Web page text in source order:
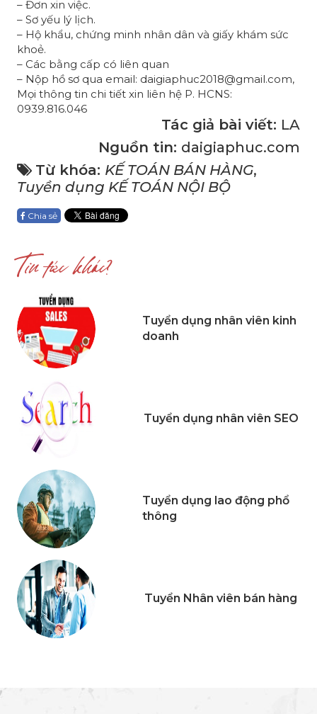
– Đơn xin việc.
– Sơ yếu lý lịch.
– Hộ khẩu, chứng minh nhân dân và giấy khám sức
khoẻ.
– Các bằng cấp có liên quan
– Nộp hồ sơ qua email: daigiaphuc2018@gmail.com,
Mọi thông tin chi tiết xin liên hệ P. HCNS:
0939.816.046
Tác giả bài viết: LA
Nguồn tin: daigiaphuc.com
Từ khóa: KẾ TOÁN BÁN HÀNG,
Tuyền dụng KẾ TOÁN NỘI BỘ
Chia sẻ
Tin tức khác?
Tuyển dụng nhân viên kinh
doanh
Tuyển dụng nhân viên SEO
Tuyển dụng lao động phổ
thông
Tuyển Nhân viên bán hàng